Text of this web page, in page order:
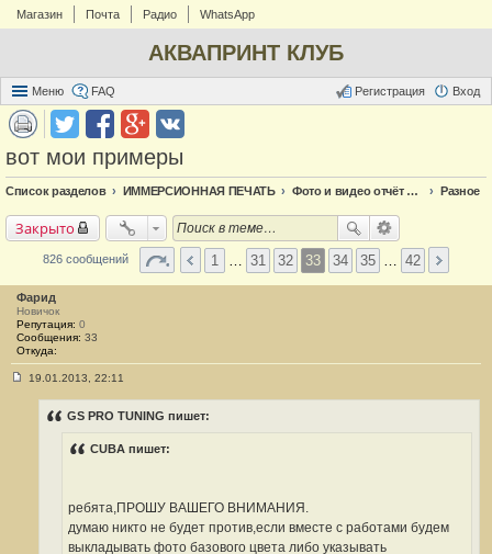
Магазин Почта Радио WhatsApp
АКВАПРИНТ КЛУБ
Меню FAQ Вход
Регистрация
вот мои примеры
Список разделов ИММЕРСИОННАЯ ПЕЧАТЬ Фото и видео отчёт по аквапечати Разное
Закрыто
826 сообщений 1 31 32 33 34 35 42
Фарид
Новичок
Репутация: 0
Сообщения: 33
Откуда:
19.01.2013, 22:11
GS PRO TUNING пишет:
CUBA пишет:
ребята,ПРОШУ ВАШЕГО ВНИМАНИЯ.
думаю никто не будет против,если вместе с работами будем
выкладывать фото базового цвета либо указывать